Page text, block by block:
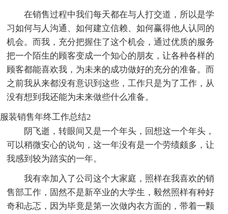
在销售过程中我们每天都在与人打交道，所以是学
习如何与人沟通、如何建立信赖、如何赢得他人认同的
机会。而我，充分把握住了这个机会，通过优质的服务
把一个陌生的顾客变成一个知心的朋友，让各种各样的
顾客都能喜欢我，为未来的成功做好的充分的准备。而
之前我从来都没有意识到这些，工作只是为了工作，从
没有想到我还能为未来做些什么准备。
服装销售年终工作总结2
阴飞逝，转眼间又是一个年头，回想这一个年头，
可以稍微安心的说句，这一年没有是一个劳绩颇多，让
我感到较为踏实的一年。
我有幸加入了公司这个大家庭，照样在我喜欢的销
售部工作，固然不是新卒业的大学生，毅然照样有种好
奇和忐忑，因为毕竟是第一次做内衣方面的，带着一颗